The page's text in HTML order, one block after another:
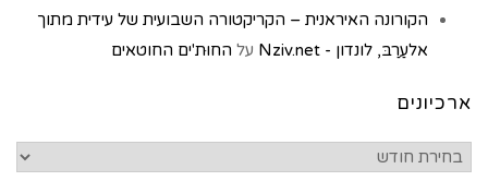
הקורונה האיראנית – הקריקטורה השבועית של עידית מתוך
אלעַרַבּ, לונדון - Nziv.net
על החוּת'ים החוטאים
ארכיונים